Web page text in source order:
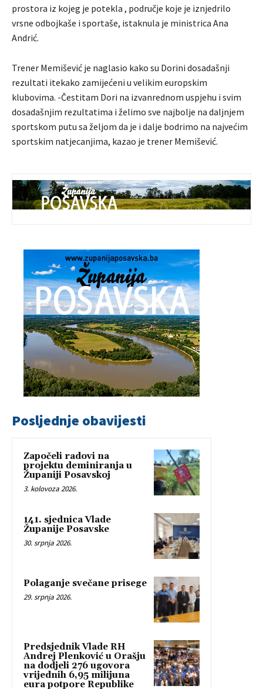
prostora iz kojeg je potekla , područje koje je iznjedrilo
vrsne odbojkaše i sportaše, istaknula je ministrica Ana
Andrić.
Trener Memišević je naglasio kako su Dorini dosadašnji
rezultati itekako zamijećeni u velikim europskim
klubovima. -Čestitam Dori na izvanrednom uspjehu i svim
dosadašnjim rezultatima i želimo sve najbolje na daljnjem
sportskom putu sa željom da je i dalje bodrimo na najvećim
sportskim natjecanjima, kazao je trener Memišević.
Posljednje obavijesti
Započeli radovi na
projektu deminiranja u
Županiji Posavskoj
3. kolovoza 2026.
141. sjednica Vlade
Županije Posavske
30. srpnja 2026.
Polaganje svečane prisege
29. srpnja 2026.
Predsjednik Vlade RH
Andrej Plenković u Orašju
na dodjeli 276 ugovora
vrijednih 6,95 milijuna
eura potpore Republike